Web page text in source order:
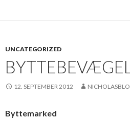
UNCATEGORIZED
12. SEPTEMBER 2012
Byttemarked